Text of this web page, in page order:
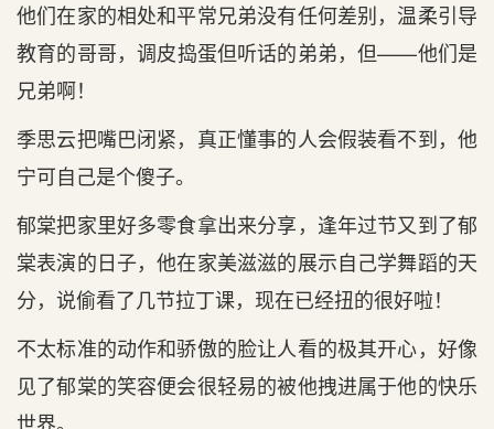
他们在家的相处和平常兄弟没有任何差别，温柔引导
教育的哥哥，调皮捣蛋但听话的弟弟，但——他们是
兄弟啊！
季思云把嘴巴闭紧，真正懂事的人会假装看不到，他
宁可自己是个傻子。
郁棠把家里好多零食拿出来分享，逢年过节又到了郁
棠表演的日子，他在家美滋滋的展示自己学舞蹈的天
分，说偷看了几节拉丁课，现在已经扭的很好啦！
不太标准的动作和骄傲的脸让人看的极其开心，好像
见了郁棠的笑容便会很轻易的被他拽进属于他的快乐
世界。